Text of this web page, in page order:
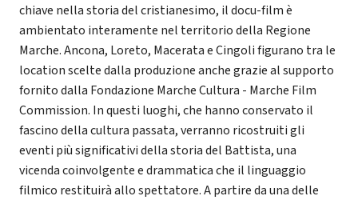
chiave nella storia del cristianesimo, il docu-film è
ambientato interamente nel territorio della Regione
Marche. Ancona, Loreto, Macerata e Cingoli figurano tra le
location scelte dalla produzione anche grazie al supporto
fornito dalla Fondazione Marche Cultura - Marche Film
Commission. In questi luoghi, che hanno conservato il
fascino della cultura passata, verranno ricostruiti gli
eventi più significativi della storia del Battista, una
vicenda coinvolgente e drammatica che il linguaggio
filmico restituirà allo spettatore. A partire da una delle